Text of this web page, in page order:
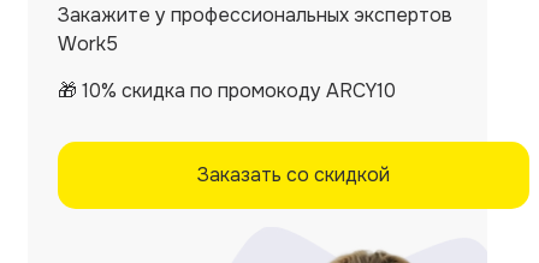
Закажите у профессиональных экспертов
Work5
🎁 10% скидка по промокоду ARCY10
Заказать со скидкой